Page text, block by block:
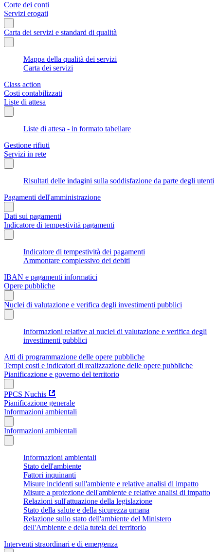
Corte dei conti
Servizi erogati
Carta dei servizi e standard di qualità
Mappa della qualità dei servizi
Carta dei servizi
Class action
Costi contabilizzati
Liste di attesa
Liste di attesa - in formato tabellare
Gestione rifiuti
Servizi in rete
Risultati delle indagini sulla soddisfazione da parte degli utenti
Pagamenti dell'amministrazione
Dati sui pagamenti
Indicatore di tempestività pagamenti
Indicatore di tempestività dei pagamenti
Ammontare complessivo dei debiti
IBAN e pagamenti informatici
Opere pubbliche
Nuclei di valutazione e verifica degli investimenti pubblici
Informazioni relative ai nuclei di valutazione e verifica degli
investimenti pubblici
Atti di programmazione delle opere pubbliche
Tempi costi e indicatori di realizzazione delle opere pubbliche
Pianificazione e governo del territorio
PPCS Nuchis
Pianificazione generale
Informazioni ambientali
Informazioni ambientali
Informazioni ambientali
Stato dell'ambiente
Fattori inquinanti
Misure incidenti sull'ambiente e relative analisi di impatto
Misure a protezione dell'ambiente e relative analisi di impatto
Relazioni sull'attuazione della legislazione
Stato della salute e della sicurezza umana
Relazione sullo stato dell'ambiente del Ministero
dell'Ambiente e della tutela del territorio
Interventi straordinari e di emergenza